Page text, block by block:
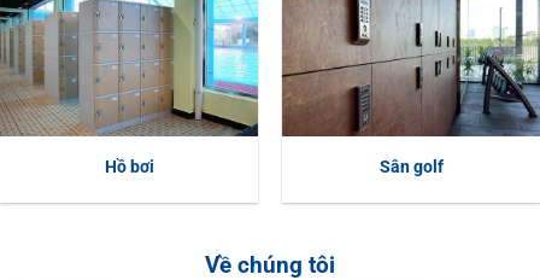
Hồ bơi Sân golf
Về chúng tôi